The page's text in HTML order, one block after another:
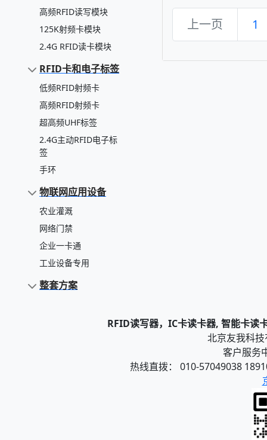
高频RFID读写模块
125K射频卡模块
2.4G RFID读卡模块
RFID卡和电子标签
低频RFID射频卡
高频RFID射频卡
超高频UHF标签
2.4G主动RFID电子标
签
手环
物联网应用设备
农业灌溉
网络门禁
企业一卡通
工业设备专用
整套方案
上一页 1
RFID读写器，IC卡读卡器, 智能卡读
北京友我科
客户服务
热线直拨： 010-57049038